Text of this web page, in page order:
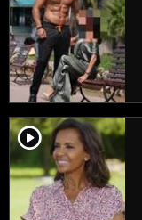
player2